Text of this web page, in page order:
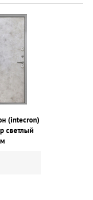
(intecron)
светлый